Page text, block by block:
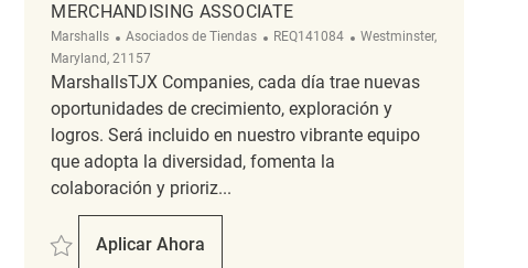
MERCHANDISING ASSOCIATE
Marshalls Categoría
Asociados de Tiendas ReqId
REQ141084 Ubicación
Westminster,
Maryland, 21157
MarshallsTJX Companies, cada día trae nuevas
oportunidades de crecimiento, exploración y
logros. Será incluido en nuestro vibrante equipo
que adopta la diversidad, fomenta la
colaboración y prioriz...
Salvar Merchandising Associate REQ141084
Aplicar Ahora
Merchandising Associate